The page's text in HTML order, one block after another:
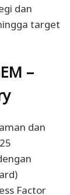
dan
target
–
dan
Factor